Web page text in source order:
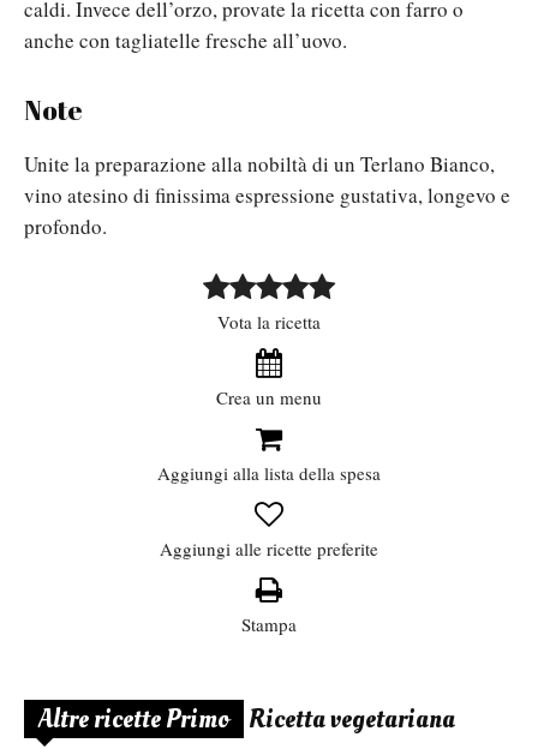
caldi. Invece dell’orzo, provate la ricetta con farro o
anche con tagliatelle fresche all’uovo.
Note
Unite la preparazione alla nobiltà di un Terlano Bianco,
vino atesino di finissima espressione gustativa, longevo e
profondo.
Vota la ricetta
Crea un menu
Aggiungi alla lista della spesa
Aggiungi alle ricette preferite
Stampa
Altre ricette Primo Ricetta vegetariana